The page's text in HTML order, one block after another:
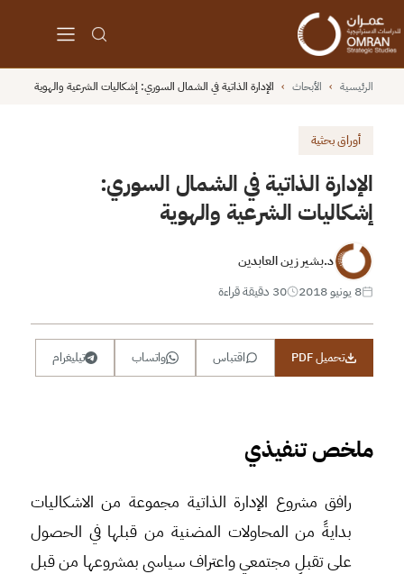
الرئيسية › الأبحاث › الإدارة الذاتية في الشمال السوري: إشكاليات الشرعية والهوية
أوراق بحثية
الإدارة الذاتية في الشمال السوري:
إشكاليات الشرعية والهوية
د.بشير زين العابدين
8 يونيو 2018
30 دقيقة قراءة
تحميل PDF اقتباس واتساب تيليغرام
ملخص تنفيذي
رافق مشروع الإدارة الذاتية مجموعة من الاشكاليات
بدايةً من المحاولات المضنية من قبلها في الحصول
على تقبلٍ مجتمعي واعتراف سياسي بمشروعها من قبل